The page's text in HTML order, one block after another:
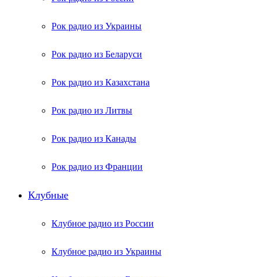
Рок радио из Украины
Рок радио из Беларуси
Рок радио из Казахстана
Рок радио из Литвы
Рок радио из Канады
Рок радио из Франции
Клубные
Клубное радио из России
Клубное радио из Украины